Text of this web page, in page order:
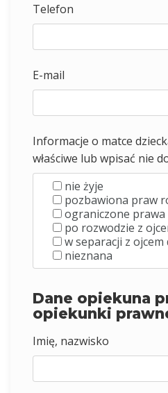
Telefon
E-mail
Informacje o matce
właściwe lub wpisać nie
nie żyje
pozbawiona praw
ograniczone prawa
po rozwodzie z
w separacji z ojcem
nieznana
Dane opiekuna
opiekunki
Imię, nazwisko